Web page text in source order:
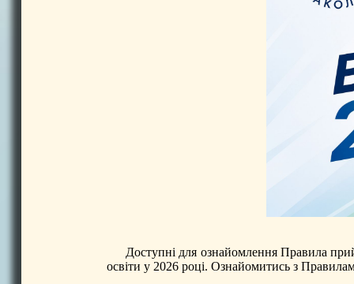
Доступні для ознайомлення Правила
освіти у 2026 році. Ознайомитись з